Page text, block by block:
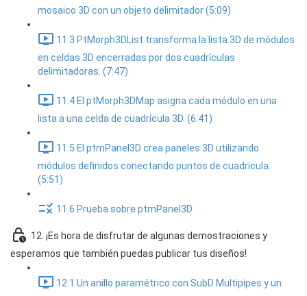
mosaico 3D con un objeto delimitador (5:09)
11.3 PtMorph3DList transforma la lista 3D de módulos
en celdas 3D encerradas por dos cuadrículas
delimitadoras. (7:47)
11.4 El ptMorph3DMap asigna cada módulo en una
lista a una celda de cuadrícula 3D. (6:41)
11.5 El ptmPanel3D crea paneles 3D utilizando
módulos definidos conectando puntos de cuadrícula.
(5:51)
11.6 Prueba sobre ptmPanel3D
12. ¡Es hora de disfrutar de algunas demostraciones y
esperamos que también puedas publicar tus diseños!
12.1 Un anillo paramétrico con SubD Multipipes y un